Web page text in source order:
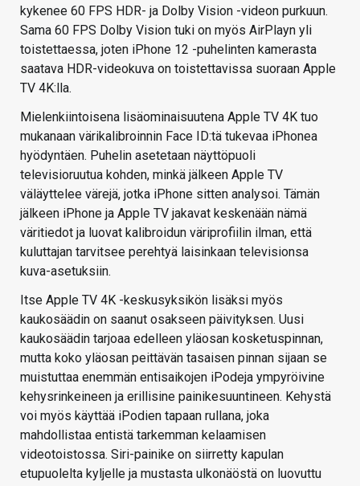
kykenee 60 FPS HDR- ja Dolby Vision -videon purkuun.
Sama 60 FPS Dolby Vision tuki on myös AirPlayn yli
toistettaessa, joten iPhone 12 -puhelinten kamerasta
saatava HDR-videokuva on toistettavissa suoraan Apple
TV 4K:lla.
Mielenkiintoisena lisäominaisuutena Apple TV 4K tuo
mukanaan värikalibroinnin Face ID:tä tukevaa iPhonea
hyödyntäen. Puhelin asetetaan näyttöpuoli
televisioruutua kohden, minkä jälkeen Apple TV
väläyttelee värejä, jotka iPhone sitten analysoi. Tämän
jälkeen iPhone ja Apple TV jakavat keskenään nämä
väritiedot ja luovat kalibroidun väriprofiilin ilman, että
kuluttajan tarvitsee perehtyä laisinkaan televisionsa
kuva-asetuksiin.
Itse Apple TV 4K -keskusyksikön lisäksi myös
kaukosäädin on saanut osakseen päivityksen. Uusi
kaukosäädin tarjoaa edelleen yläosan kosketuspinnan,
mutta koko yläosan peittävän tasaisen pinnan sijaan se
muistuttaa enemmän entisaikojen iPodeja ympyröivine
kehysrinkeineen ja erillisine painikesuuntineen. Kehystä
voi myös käyttää iPodien tapaan rullana, joka
mahdollistaa entistä tarkemman kelaamisen
videotoistossa. Siri-painike on siirretty kapulan
etupuolelta kyljelle ja mustasta ulkonäöstä on luovuttu